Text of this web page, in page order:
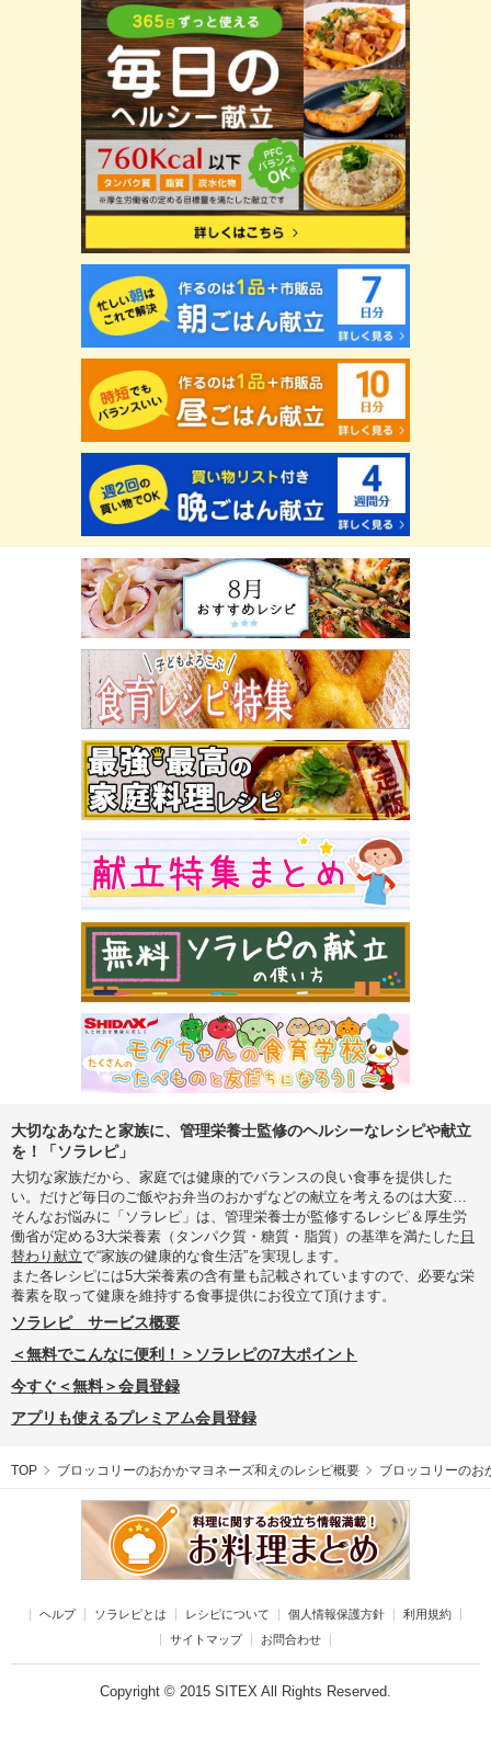
大切なあなたと家族に、管理栄養士監修のヘルシーなレシピや献立
を！「ソラレピ」
大切な家族だから、家庭では健康的でバランスの良い食事を提供した
い。だけど毎日のご飯やお弁当のおかずなどの献立を考えるのは大変…
そんなお悩みに「ソラレピ」は、管理栄養士が監修するレシピ＆厚生労
働省が定める3大栄養素（タンパク質・糖質・脂質）の基準を満たした 日
替わり献立で“家族の健康的な食生活”を実現します。
また各レシピには5大栄養素の含有量も記載されていますので、必要な栄
養素を取って健康を維持する食事提供にお役立て頂けます。
ソラレピ サービス概要
＜無料でこんなに便利！＞ソラレピの7大ポイント
今すぐ＜無料＞会員登録
アプリも使えるプレミアム会員登録
TOP ブロッコリーのおかかマヨネーズ和えのレシピ概要 ブロッコリーのお
ヘルプ ソラレピとは レシピについて 個人情報保護方針
利用規約
サイトマップ
お問合わせ
Copyright © 2015 SITEX All Rights Reserved.